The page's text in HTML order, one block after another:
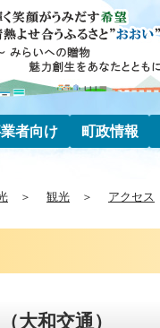
者向け 町政情報
観光 アクセス
大和交通）